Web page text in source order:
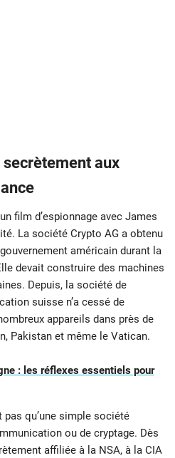
aux
film d’espionnage avec James
La société Crypto AG a obtenu
américain durant la
devait construire des machines
Depuis, la société de
suisse n’a cessé de
appareils dans près de
Pakistan et même le Vatican.
: les réflexes essentiels pour
pas qu’une simple société
ou de cryptage. Dès
affiliée à la NSA, à la CIA